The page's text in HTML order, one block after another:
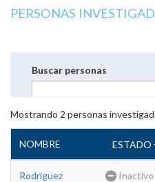
PERSONAS
Buscar personas
Mostrando 2 personas
NOMBRE ESTADO
Rodriguez
Inactivo